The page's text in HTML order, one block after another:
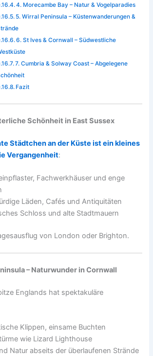
4. Morecambe Bay – Natur & Vogelparadies
5. Wirral Peninsula – Küstenwanderungen &
6. St Ives & Cornwall – Südwestliche
7. Cumbria & Solway Coast – Abgelegene
Fazit
Schönheit in East Sussex
Städtchen an der Küste ist ein kleines
Vergangenheit:
Fachwerkhäuser und enge
Läden, Cafés und Antiquitäten
Schloss und alte Stadtmauern
von London oder Brighton.
– Naturwunder in Cornwall
Englands hat spektakuläre
Klippen, einsame Buchten
wie Lizard Lighthouse
Natur abseits der überlaufenen Strände